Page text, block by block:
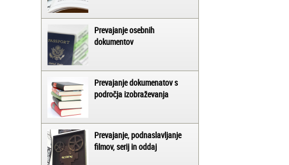
Prevajanje osebnih
dokumentov
Prevajanje dokumenatov s
področja izobraževanja
Prevajanje, podnaslavljanje
filmov, serij in oddaj